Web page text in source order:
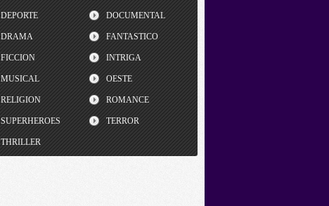
DEPORTE DOCUMENTAL
DRAMA FANTASTICO
FICCION INTRIGA
MUSICAL OESTE
RELIGION ROMANCE
SUPERHEROES TERROR
THRILLER